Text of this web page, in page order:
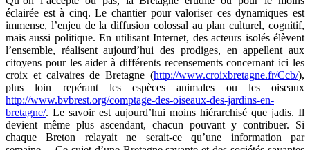
éclairée est à cinq. Le chantier pour valoriser ces dynamiques est
immense, l’enjeu de la diffusion colossal au plan culturel, cognitif,
mais aussi politique. En utilisant Internet, des acteurs isolés élèvent
l’ensemble, réalisent aujourd’hui des prodiges, en appellent aux
citoyens pour les aider à différents recensements concernant ici les
croix et calvaires de Bretagne (http://www.croixbretagne.fr/Ccb/),
plus loin repérant les espèces animales ou les oiseaux
http://www.bvbrest.org/comptage-des-oiseaux-des-jardins-en-
bretagne/. Le savoir est aujourd’hui moins hiérarchisé que jadis. Il
devient même plus ascendant, chacun pouvant y contribuer. Si
chaque Breton relayait ne serait-ce qu’une information par